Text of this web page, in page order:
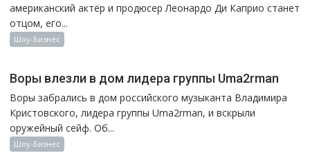
американский актёр и продюсер Леонардо Ди Каприо станет
отцом, его...
Шоу-Бизнес
Воры влезли в дом лидера группы Uma2rman
Воры забрались в дом российского музыканта Владимира
Кристовского, лидера группы Uma2rman, и вскрыли
оружейный сейф. Об...
Шоу-Бизнес